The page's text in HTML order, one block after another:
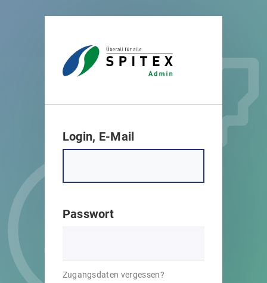
Login, E-Mail
Passwort
Zugangsdaten vergessen?